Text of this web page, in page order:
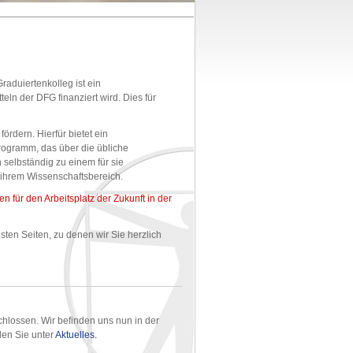
ist ein
der DFG finanziert wird. Dies für
Hierfür bietet ein
das über die übliche
zu einem für sie
Wissenschaftsbereich.
für den Arbeitsplatz der Zukunft in der
Seiten, zu denen wir Sie herzlich
Wir befinden uns nun in der
Sie unterAktuelles.